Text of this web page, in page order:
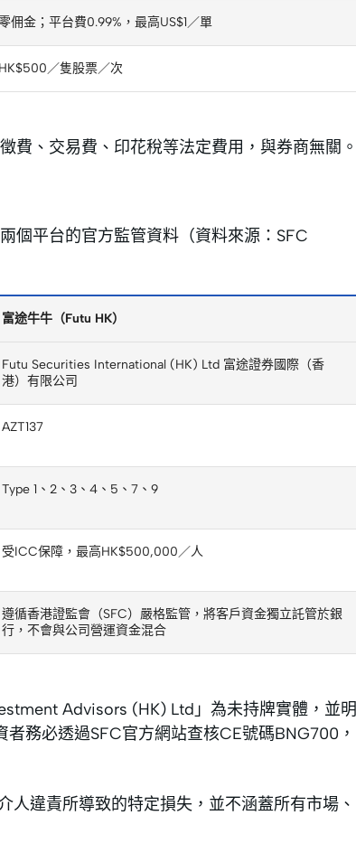
佣金；平台費0.99%，最高US$1／單
HK$500／隻股票／次
費、交易費、印花稅等法定費用，與券商無關。
個平台的官方監管資料（資料來源：SFC
富途牛牛（Futu HK）
Futu Securities International (HK) Ltd 富途證券國際（香
港）有限公司
AZT137
Type 1、2、3、4、5、7、9
受ICC保障，最高HK$500,000／人
遵循香港證監會（SFC）嚴格監管，將客戶資金獨立託管於銀
行，不會與公司營運資金混合
Advisors (HK) Ltd」為未持牌實體，並明
務必透過SFC官方網站查核CE號碼BNG700，
違責所導致的特定損失，並不涵蓋所有市場、